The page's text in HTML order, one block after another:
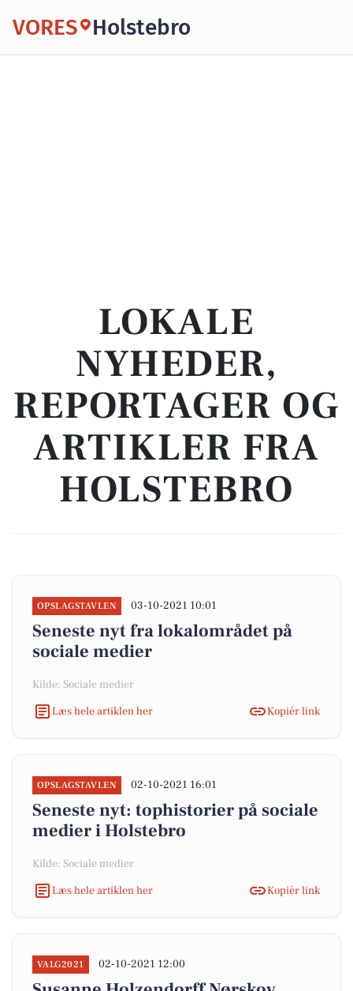
VORES Holstebro
LOKALE
NYHEDER,
REPORTAGER OG
ARTIKLER FRA
HOLSTEBRO
OPSLAGSTAVLEN 03-10-2021 10:01
Seneste nyt fra lokalområdet på
sociale medier
Kilde: Sociale medier
Læs hele artiklen her
Kopiér link
OPSLAGSTAVLEN 02-10-2021 16:01
Seneste nyt: tophistorier på sociale
medier i Holstebro
Kilde: Sociale medier
Læs hele artiklen her
Kopiér link
VALG2021 02-10-2021 12:00